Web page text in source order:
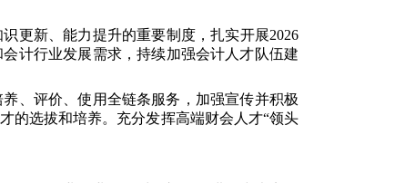
更新、能力提升的重要制度，扎实开展2026
计行业发展需求，持续加强会计人才队伍建
、评价、使用全链条服务，加强宣传并积极
的选拔和培养。充分发挥高端财会人才“领头